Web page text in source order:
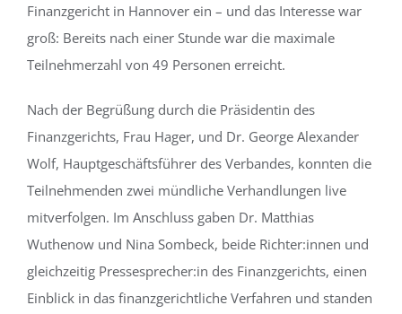
Finanzgericht in Hannover ein – und das Interesse war
groß: Bereits nach einer Stunde war die maximale
Teilnehmerzahl von 49 Personen erreicht.
Nach der Begrüßung durch die Präsidentin des
Finanzgerichts, Frau Hager, und Dr. George Alexander
Wolf, Hauptgeschäftsführer des Verbandes, konnten die
Teilnehmenden zwei mündliche Verhandlungen live
mitverfolgen. Im Anschluss gaben Dr. Matthias
Wuthenow und Nina Sombeck, beide Richter:innen und
gleichzeitig Pressesprecher:in des Finanzgerichts, einen
Einblick in das finanzgerichtliche Verfahren und standen